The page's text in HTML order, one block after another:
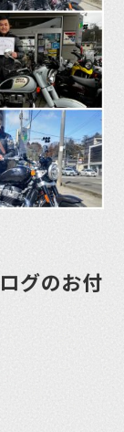
グのお付